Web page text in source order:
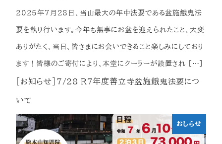
[お知らせ]7/28 R7年度善立寺盆施餓鬼法要につ
いて
2025年7月28日、当山最大の年中法要である盆施餓鬼法
要を執り行います。今年も無事にお盆を迎えられたこと、大変
ありがたく、当日、皆さまにお会いできること楽しみにしており
ます！皆様のご寄付により、本堂にクーラーが設置され […]
おしらせ